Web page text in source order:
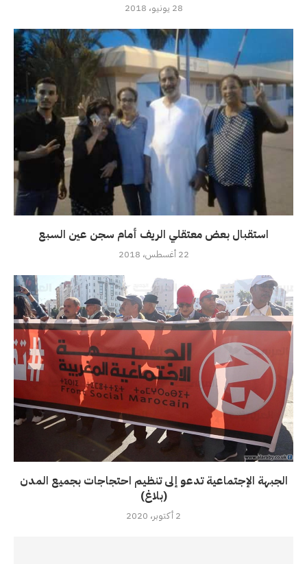
28 يونيو، 2018
استقبال بعض معتقلي الريف أمام سجن عين السبع
22 أغسطس، 2018
الجبهة الإجتماعية تدعو إلى تنظيم احتجاجات بجميع المدن
(بلاغ)
2 أكتوبر، 2020